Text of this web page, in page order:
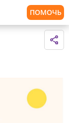
ПОМОЧЬ